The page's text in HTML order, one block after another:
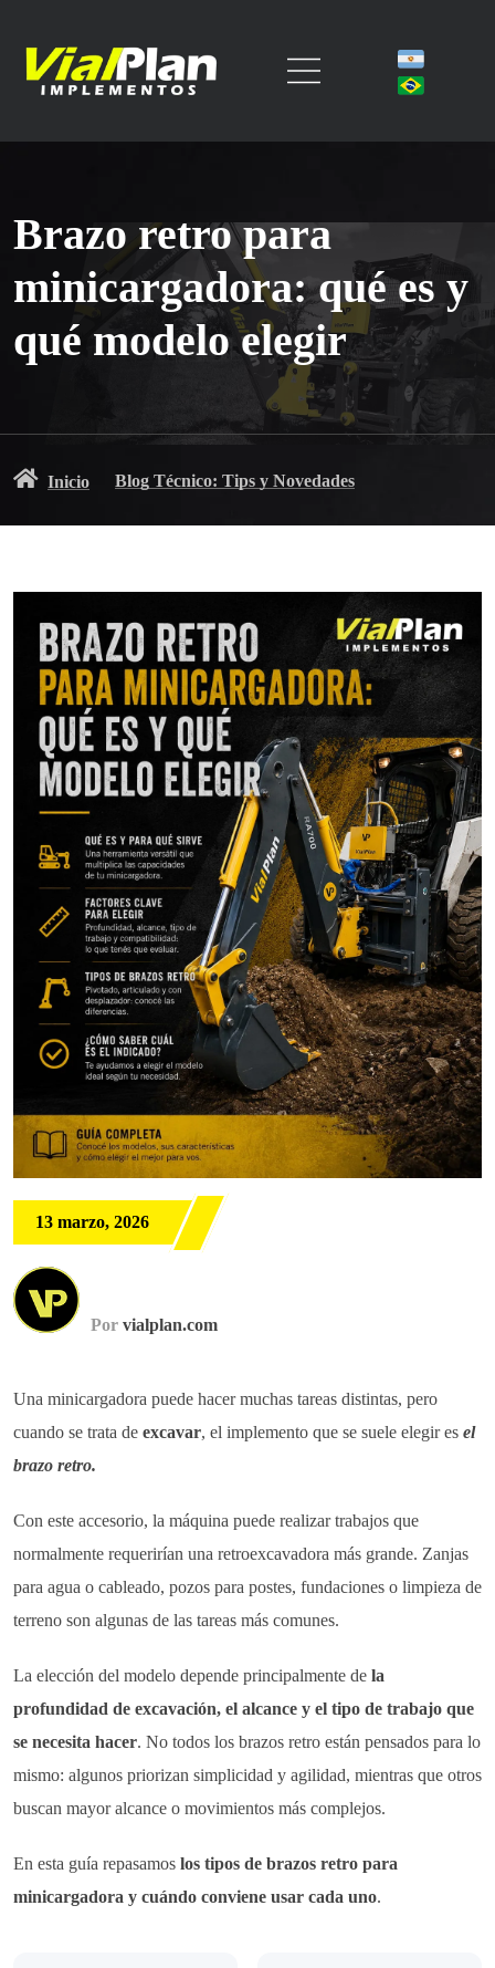
Brazo retro para
minicargadora: qué es y
qué modelo elegir
Inicio Blog Técnico: Tips y Novedades
13 marzo, 2026
Por vialplan.com
Una minicargadora puede hacer muchas tareas distintas, pero
cuando se trata de excavar, el implemento que se suele elegir es el
brazo retro.
Con este accesorio, la máquina puede realizar trabajos que
normalmente requerirían una retroexcavadora más grande. Zanjas
para agua o cableado, pozos para postes, fundaciones o limpieza de
terreno son algunas de las tareas más comunes.
La elección del modelo depende principalmente de la
profundidad de excavación, el alcance y el tipo de trabajo que
se necesita hacer. No todos los brazos retro están pensados para lo
mismo: algunos priorizan simplicidad y agilidad, mientras que otros
buscan mayor alcance o movimientos más complejos.
En esta guía repasamos los tipos de brazos retro para
minicargadora y cuándo conviene usar cada uno.